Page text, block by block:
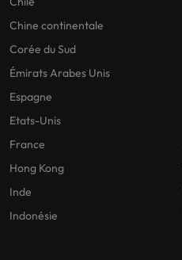
Chine continentale
Corée du Sud
Émirats Arabes Unis
Espagne
Etats-Unis
France
Hong Kong
Inde
Indonésie